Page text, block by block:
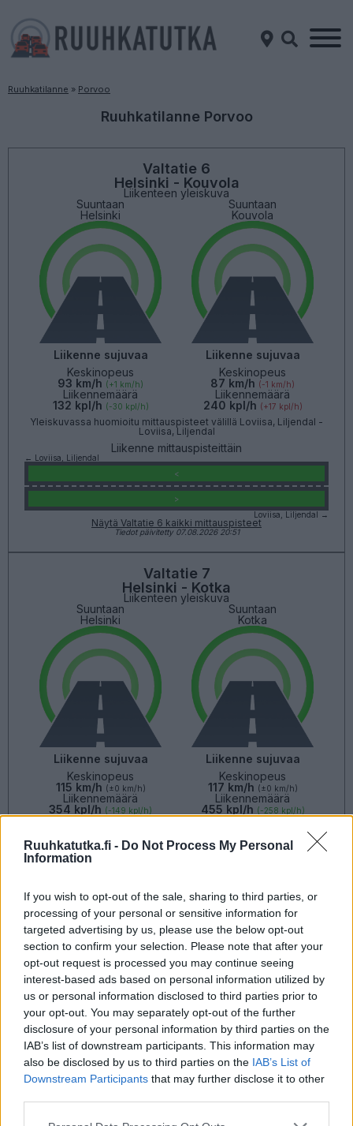
Ruuhkatutka.fi - Do Not Process My Personal
Information
If you wish to opt-out of the sale, sharing to third parties, or
processing of your personal or sensitive information for
targeted advertising by us, please use the below opt-out
section to confirm your selection. Please note that after your
opt-out request is processed you may continue seeing
interest-based ads based on personal information utilized by
us or personal information disclosed to third parties prior to
your opt-out. You may separately opt-out of the further
disclosure of your personal information by third parties on the
IAB’s list of downstream participants. This information may
also be disclosed by us to third parties on the IAB’s List of
Downstream Participants that may further disclose it to other
Please note that this website/app uses one or more Google
Ruuhkatilanne » Porvoo
Ruuhkatilanne Porvoo
Valtatie 6
Helsinki - Kouvola
Liikenteen yleiskuva
Suuntaan
Helsinki
Liikenne sujuvaa
Keskinopeus
93 km/h (+1 km/h)
Liikennemäärä
132 kpl/h (-30 kpl/h)
Suuntaan
Kouvola
Liikenne sujuvaa
Keskinopeus
87 km/h (-1 km/h)
Liikennemäärä
240 kpl/h (+17 kpl/h)
Yleiskuvassa huomioitu mittauspisteet välillä Loviisa, Liljendal -
Loviisa, Liljendal
Liikenne mittauspisteittäin
← Loviisa, Liljendal
<
>
Loviisa, Liljendal →
Näytä Valtatie 6 kaikki mittauspisteet
Tiedot päivitetty 07.08.2026 20:51
Valtatie 7
Helsinki - Kotka
Liikenteen yleiskuva
Suuntaan
Helsinki
Liikenne sujuvaa
Keskinopeus
115 km/h (±0 km/h)
Liikennemäärä
354 kpl/h (-149 kpl/h)
Suuntaan
Kotka
Liikenne sujuvaa
Keskinopeus
117 km/h (±0 km/h)
Liikennemäärä
455 kpl/h (-258 kpl/h)
Liikenne mittauspisteittäin
← Helsinki, Bäcknäs
> > > > > > > > > > > >
>
Loviisa, Kärrbacka →
Näytä Valtatie 7 kaikki mittauspisteet
Tiedot päivitetty 07.08.2026 20:51
Kantatie 55
Liikenteen yleiskuva
Suuntaan
Porvoo
Suuntaan
Mäntsälä